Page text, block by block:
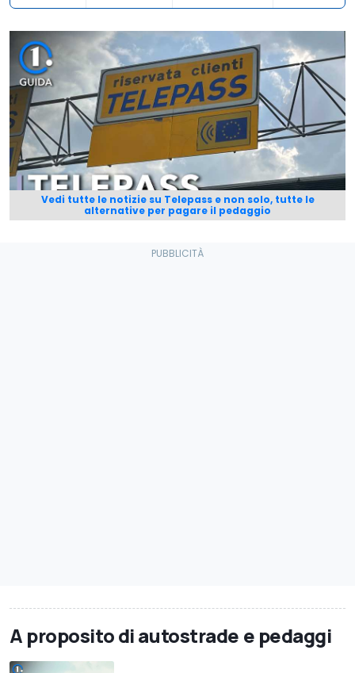
Vedi tutte le notizie su Telepass e non solo, tutte le
alternative per pagare il pedaggio
A proposito di autostrade e pedaggi